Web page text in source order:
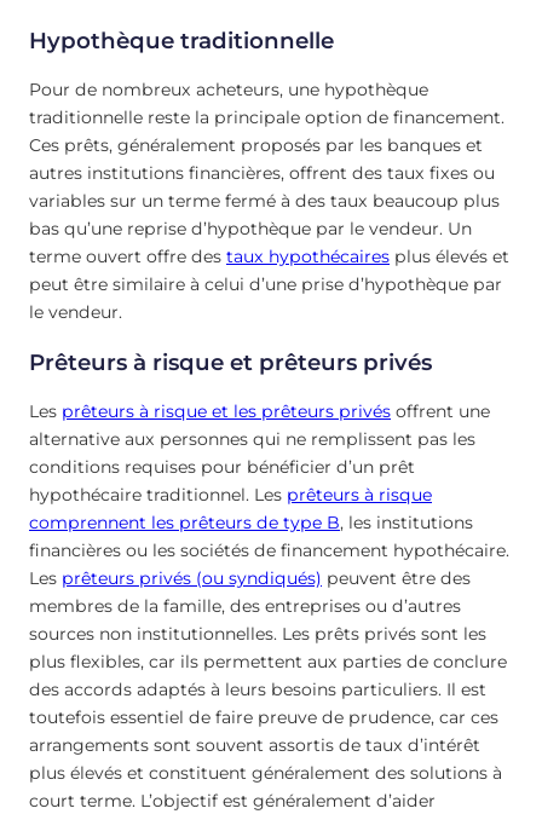
Hypothèque traditionnelle
Pour de nombreux acheteurs, une hypothèque
traditionnelle reste la principale option de financement.
Ces prêts, généralement proposés par les banques et
autres institutions financières, offrent des taux fixes ou
variables sur un terme fermé à des taux beaucoup plus
bas qu’une reprise d’hypothèque par le vendeur. Un
terme ouvert offre des taux hypothécaires plus élevés et
peut être similaire à celui d’une prise d’hypothèque par
le vendeur.
Prêteurs à risque et prêteurs privés
Les prêteurs à risque et les prêteurs privés offrent une
alternative aux personnes qui ne remplissent pas les
conditions requises pour bénéficier d’un prêt
hypothécaire traditionnel. Les prêteurs à risque
comprennent les prêteurs de type B, les institutions
financières ou les sociétés de financement hypothécaire.
Les prêteurs privés (ou syndiqués) peuvent être des
membres de la famille, des entreprises ou d’autres
sources non institutionnelles. Les prêts privés sont les
plus flexibles, car ils permettent aux parties de conclure
des accords adaptés à leurs besoins particuliers. Il est
toutefois essentiel de faire preuve de prudence, car ces
arrangements sont souvent assortis de taux d’intérêt
plus élevés et constituent généralement des solutions à
court terme. L’objectif est généralement d’aider